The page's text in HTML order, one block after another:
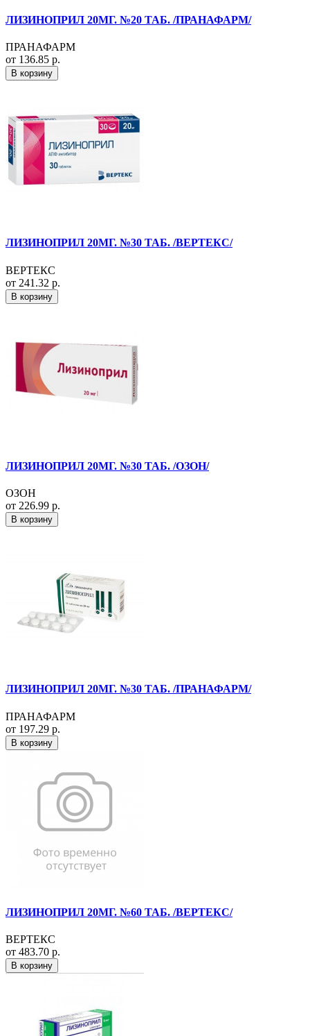
ЛИЗИНОПРИЛ 20МГ. №20 ТАБ. /ПРАНАФАРМ/
ПРАНАФАРМ
от 136.85 р.
В корзину
ЛИЗИНОПРИЛ 20МГ. №30 ТАБ. /ВЕРТЕКС/
ВЕРТЕКС
от 241.32 р.
В корзину
ЛИЗИНОПРИЛ 20МГ. №30 ТАБ. /ОЗОН/
ОЗОН
от 226.99 р.
В корзину
ЛИЗИНОПРИЛ 20МГ. №30 ТАБ. /ПРАНАФАРМ/
ПРАНАФАРМ
от 197.29 р.
В корзину
ЛИЗИНОПРИЛ 20МГ. №60 ТАБ. /ВЕРТЕКС/
ВЕРТЕКС
от 483.70 р.
В корзину